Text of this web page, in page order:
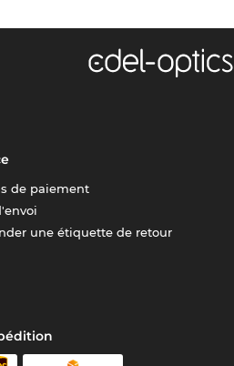
de paiement
une étiquette de retour